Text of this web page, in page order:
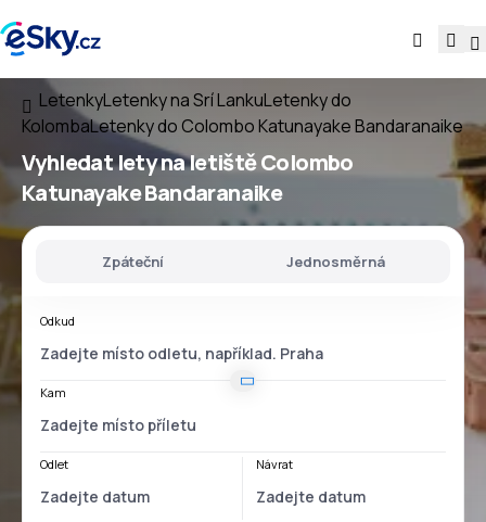
LetenkyLetenky na Srí LankuLetenky do
KolombaLetenky do Colombo Katunayake Bandaranaike
Vyhledat letynaletištěColombo
Katunayake Bandaranaike
Zpáteční Jednosměrná
Odkud
Kam
Odlet Návrat